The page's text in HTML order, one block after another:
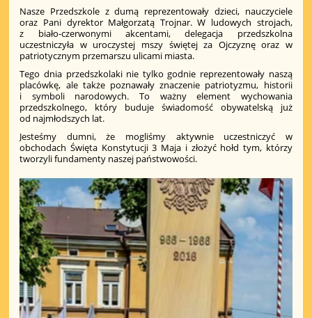
Nasze Przedszkole z dumą reprezentowały dzieci, nauczyciele
oraz Pani dyrektor Małgorzatą Trojnar. W ludowych strojach,
z biało-czerwonymi akcentami, delegacja przedszkolna
uczestniczyła w uroczystej mszy świętej za Ojczyznę oraz w
patriotycznym przemarszu ulicami miasta.
Tego dnia przedszkolaki nie tylko godnie reprezentowały naszą
placówkę, ale także poznawały znaczenie patriotyzmu, historii
i symboli narodowych. To ważny element wychowania
przedszkolnego, który buduje świadomość obywatelską już
od najmłodszych lat.
Jesteśmy dumni, że mogliśmy aktywnie uczestniczyć w
obchodach Święta Konstytucji 3 Maja i złożyć hołd tym, którzy
tworzyli fundamenty naszej państwowości.